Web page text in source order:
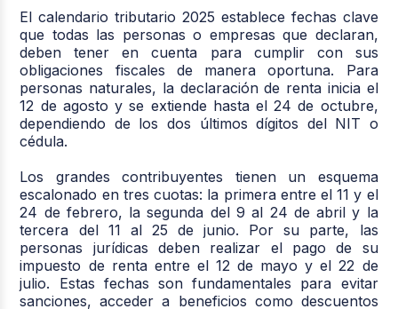
El calendario tributario 2025 establece fechas clave
que todas las personas o empresas que declaran,
deben tener en cuenta para cumplir con sus
obligaciones fiscales de manera oportuna. Para
personas naturales, la declaración de renta inicia el
12 de agosto y se extiende hasta el 24 de octubre,
dependiendo de los dos últimos dígitos del NIT o
cédula.
Los grandes contribuyentes tienen un esquema
escalonado en tres cuotas: la primera entre el 11 y el
24 de febrero, la segunda del 9 al 24 de abril y la
tercera del 11 al 25 de junio. Por su parte, las
personas jurídicas deben realizar el pago de su
impuesto de renta entre el 12 de mayo y el 22 de
julio. Estas fechas son fundamentales para evitar
sanciones, acceder a beneficios como descuentos